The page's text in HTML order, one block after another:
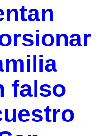
falso